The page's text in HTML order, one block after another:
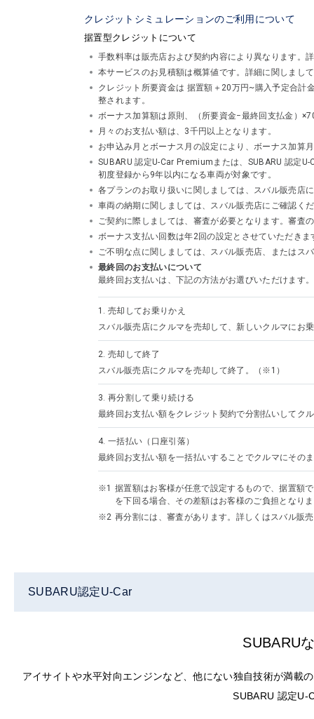
クレジットシミュレーションのご利用について
据置型クレジットについて
手数料率は販売店および契約内容により異なります。
本サービスのお見積額は概算値です。詳細に関しまし
クレジット所要資金は 据置額＋20万円~購入予定合計
整されます。
ボーナス加算額は原則、（所要資金−最終回支払金）
月々のお支払い額は、3千円以上となります。
お申込み月とボーナス月の設定により、ボーナス加算
SUBARU 認定U-Car Premiumまたは、SUBARU 認定
初度登録から9年以内になる車両が対象です。
各プランのお取り扱いに関しましては、スバル販売店
車両の納期に関しましては、スバル販売店にご確認く
ご契約に際しましては、審査が必要となります。審査
ボーナス支払い回数は年2回の設定とさせていただきま
ご不明な点に関しましては、スバル販売店、またはス
最終回のお支払いについて
最終回お支払いは、下記の方法がお選びいただけます。
1. 売却してお乗りかえ
スバル販売店にクルマを売却して、新しいクルマにお
2. 売却して終了
スバル販売店にクルマを売却して終了。（※1）
3. 再分割して乗り続ける
最終回お支払い額をクレジット契約で分割払いしてク
4. 一括払い（口座引落）
最終回お支払い額を一括払いすることでクルマにその
据置額はお客様が任意で設定するもので、据置額
を下回る場合、その差額はお客様のご負担となり
再分割には、審査があります。詳しくはスバル販
SUBARU認定U-Car
SUBARU
アイサイトや水平対向エンジンなど、他にない独自技術が満載
SUBARU 認定U-